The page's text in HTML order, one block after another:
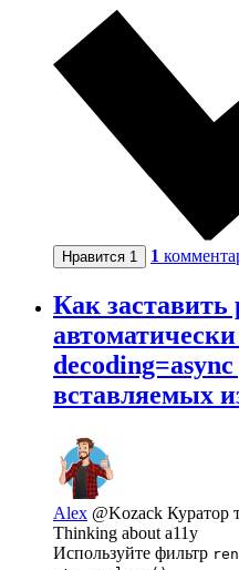
Нравится 1 1
Как заставить
вставляемых
Alex @Kozack Куратор
Thinking about a11y
Используйте фильтр